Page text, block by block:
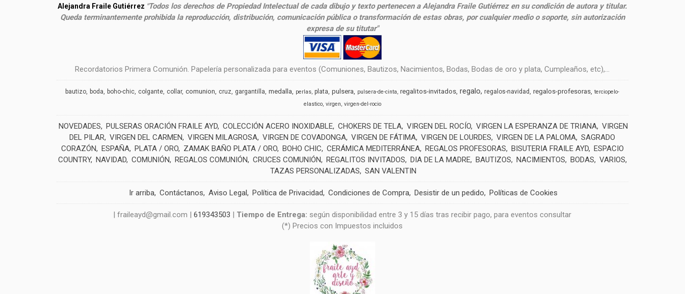
Alejandra Fraile Gutiérrez "Todos los derechos de Propiedad Intelectual de cada dibujo y texto pertenecen a Alejandra Fraile Gutiérrez en su condición de autora y titular.
Queda terminantemente prohibida la reproducción, distribución, comunicación pública o transformación de estas obras, por cualquier medio o soporte, sin autorización
expresa de su titutar"
Recordatorios Primera Comunión. Papelería personalizada para eventos (Comuniones, Bautizos, Nacimientos, Bodas, Bodas de oro y plata, Cumpleaños, etc),...
bautizo boda boho-chic colgante collar comunion cruz gargantilla medalla perlas plata pulsera pulsera-de-cinta regalitos-invitados regalo regalos-navidad regalos-profesoras terciopelo-
elastico virgen virgen-del-rocio
NOVEDADES PULSERAS ORACIÓN FRAILE AYD COLECCIÓN ACERO INOXIDABLE CHOKERS DE TELA VIRGEN DEL ROCÍO VIRGEN LA ESPERANZA DE TRIANA VIRGEN
DEL PILAR VIRGEN DEL CARMEN VIRGEN MILAGROSA VIRGEN DE COVADONGA VIRGEN DE FÁTIMA VIRGEN DE LOURDES VIRGEN DE LA PALOMA SAGRADO
CORAZÓN
ESPAÑA PLATA / ORO ZAMAK BAÑO PLATA / ORO BOHO CHIC CERÁMICA MEDITERRÁNEA REGALOS PROFESORAS BISUTERIA FRAILE AYD ESPACIO
COUNTRY NAVIDAD COMUNIÓN REGALOS COMUNIÓN CRUCES COMUNIÓN REGALITOS INVITADOS DIA DE LA MADRE BAUTIZOS NACIMIENTOS BODAS
VARIOS
TAZAS PERSONALIZADAS
SAN VALENTIN
Ir arriba Contáctanos Aviso Legal Política de Privacidad Condiciones de Compra Desistir de un pedido Políticas de Cookies
| fraileayd@gmail.com |619343503 | Tiempo de Entrega: según disponibilidad entre 3 y 15 días tras recibir pago, para eventos consultar
(*) Precios con Impuestos incluidos